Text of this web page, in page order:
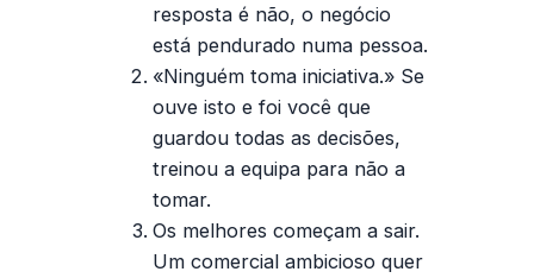
resposta é não, o negócio
está pendurado numa pessoa.
«Ninguém toma iniciativa.» Se
ouve isto e foi você que
guardou todas as decisões,
treinou a equipa para não a
tomar.
Os melhores começam a sair.
Um comercial ambicioso quer